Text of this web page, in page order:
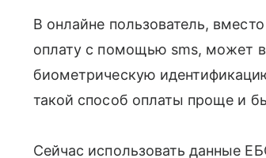
В онлайне пользователь,
оплату с помощью sms, может
биометрическую
такой способ оплаты проще и
Сейчас использовать данные